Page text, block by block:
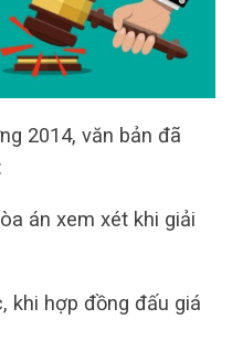
2014, văn bản đã
án xem xét khi giải
khi hợp đồng đấu giá